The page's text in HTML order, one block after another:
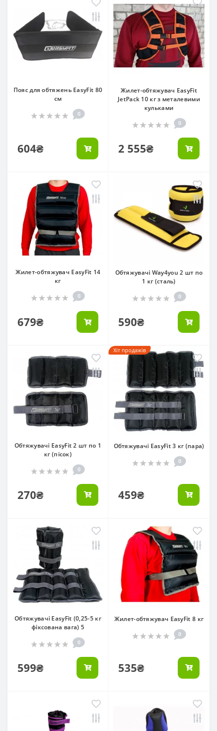
Пояс для обтяжень EasyFit 80
см
0
604₴
Жилет-обтяжувач EasyFit
JetPack 10 кг з металевими
кульками
0
2 555₴
Жилет-обтяжувач EasyFit 14
кг
0
679₴
Обтяжувачі Way4you 2 шт по
1 кг (сталь)
0
590₴
Обтяжувачі EasyFit 2 шт по 1
кг (пісок)
0
270₴
Хіт продажів
Обтяжувачі EasyFit 3 кг (пара)
0
459₴
Обтяжувачі EasyFit (0,25-5 кг
фіксована вага) 5
0
599₴
Жилет-обтяжувач EasyFit 8 кг
0
535₴